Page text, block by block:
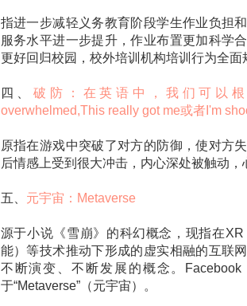
指进一步减轻义务教育阶段学生作业负担
服务水平进一步提升，作业布置更加科学
更好回归校园，校外培训机构培训行为全面
四、破防：在英语中，我们可以根
overwhelmed,This really got me或者I'm
原指在游戏中突破了对方的防御，使对方
后情感上受到很大冲击，内心深处被触动，
五、 元宇宙：Metaverse
源于小说《雪崩》的科幻概念，现指在
能）等技术推动下形成的虚实相融的互联
不断演变、不断发展的概念。
于“Metaverse”（元宇宙）。